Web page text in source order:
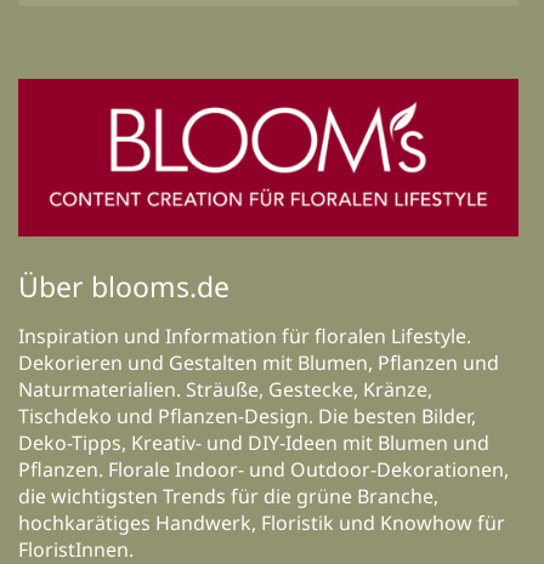
Über blooms.de
Inspiration und Information für floralen Lifestyle.
Dekorieren und Gestalten mit Blumen, Pflanzen und
Naturmaterialien. Sträuße, Gestecke, Kränze,
Tischdeko und Pflanzen-Design. Die besten Bilder,
Deko-Tipps, Kreativ- und DIY-Ideen mit Blumen und
Pflanzen. Florale Indoor- und Outdoor-Dekorationen,
die wichtigsten Trends für die grüne Branche,
hochkarätiges Handwerk, Floristik und Knowhow für
FloristInnen.